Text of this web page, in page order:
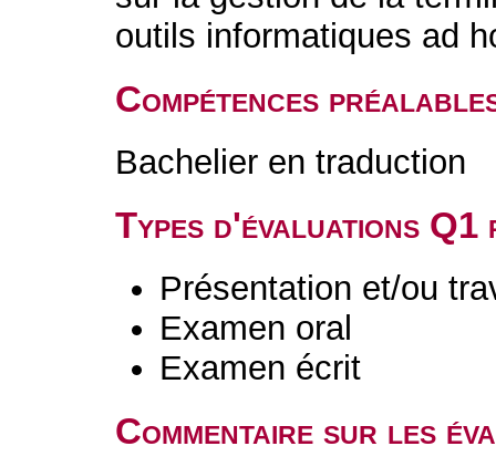
outils informatiques ad
Compétences
Bachelier en traduction
Types d'évaluations
Présentation et/ou
Examen oral
Examen écrit
Commentaire sur les